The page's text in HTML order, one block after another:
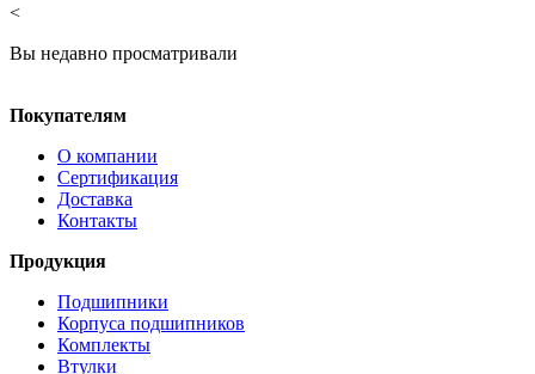
<
Вы недавно просматривали
Покупателям
О компании
Сертификация
Доставка
Контакты
Продукция
Подшипники
Корпуса подшипников
Комплекты
Втулки